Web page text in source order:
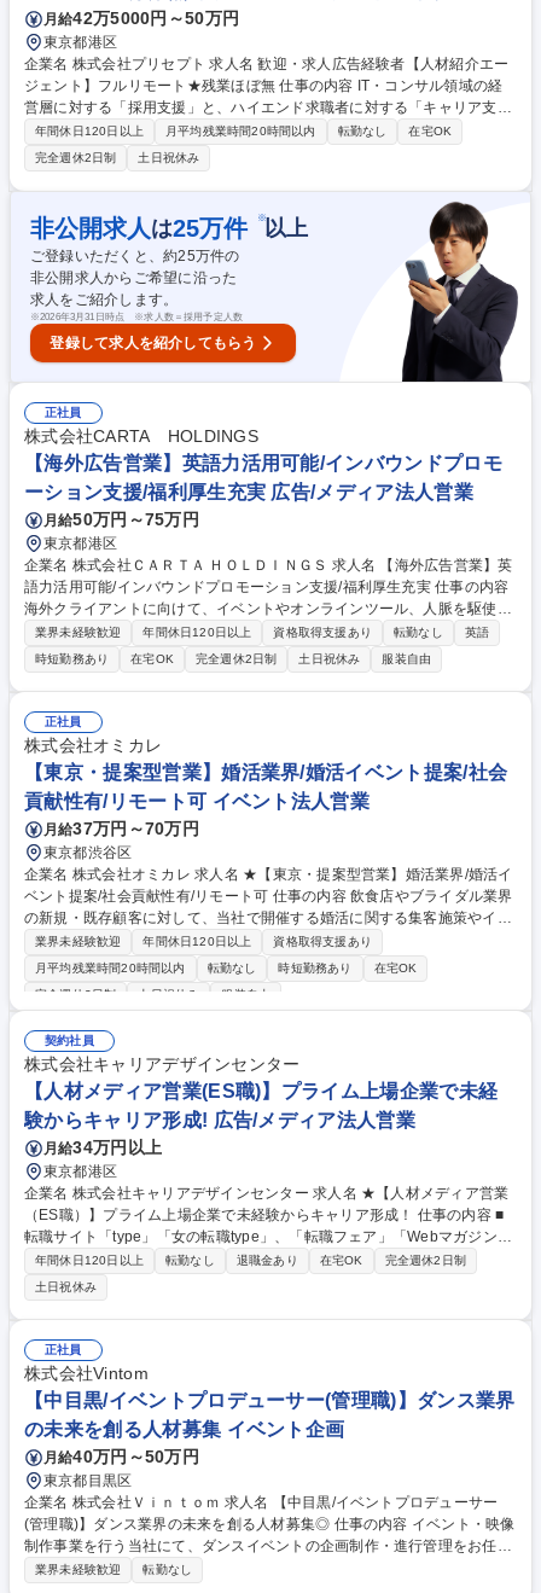
月給42万5000円～50万円
東京都港区
企業名 株式会社プリセプト 求人名 歓迎・求人広告経験者【人材紹介エー
ジェント】フルリモート★残業ほぼ無 仕事の内容 IT・コンサル領域の経
営層に対する「採用支援」と、ハイエンド求職者に対する「キャリア支
援」の双方を一気通貫で担当する、両面型の人材コンサルタント業務をお
任せします。 あなたが培ってきた、企業の魅力を言語化しターゲットに刺
さる訴求を作る力をそのまま活かし、採用の成否にまで責任を持つ真の課
題解決へとステップアップできる環境です■対 企業： 経営層から経営課題
や求める人物像をヒアリングし、自社システムのプロモーション機能を駆
使して、候補者へ企業の魅力を直接届けます■対 求職者：求職者の強みを
引き出す職務経歴書の添削や面接対策を行いキャリアプランを共に構築し
ます 募集職種 歓迎・求人広告経験者【人材紹介エージェント】フルリモ
ート★残業ほぼ無
年間休日120日以上 月平均残業時間20時間以内 転勤なし
在宅OK
完全週休2日制
土日祝休み
非公開求人 は25万件 ※以上
ご登録いただくと、約25万件の
非公開求人からご希望に沿った
求人をご紹介します。
※2026年3月31日時点 ※求人数＝採用予定人数
登録して求人を紹介してもらう
正社員
株式会社CARTA HOLDINGS
【海外広告営業】英語力活用可能/インバウンドプロモ
ーション支援/福利厚生充実 広告/メディア法人営業
月給50万円～75万円
東京都港区
企業名 株式会社ＣＡＲＴＡ ＨＯＬＤＩＮＧＳ 求人名 【海外広告営業】英
語力活用可能/インバウンドプロモーション支援/福利厚生充実 仕事の内容
海外クライアントに向けて、イベントやオンラインツール、人脈を駆使し
た新規開拓や既存顧客への提案、クライアントニーズに沿った総合的な広
告戦略の立案と社内外のディレクションを担っていただきます。 【クライ
アントとの関係構築】イベントやオンラインツール、人脈を駆使した新規
開拓や既存顧客への提案、クライアントニーズに沿った総合的な広告戦略
の立案と社内外のディレクション【提案商材】・アドネットワーク・DS
P・アフィリエイト・動画広告・TVCM・オフライン広告等※施策実施時
のメディア側とのコミュニケーションや施策の効果検証、レポーティング
まで一貫して行います。 募集職種 【海外広告営業】英語力活用可能/イン
バウンドプロモーション支援/福利厚生充実
業界未経験歓迎 年間休日120日以上 資格取得支援あり 転勤なし
英語
時短勤務あり
在宅OK 完全週休2日制 土日祝休み 服装自由
正社員
株式会社オミカレ
【東京・提案型営業】婚活業界/婚活イベント提案/社会
貢献性有/リモート可 イベント法人営業
月給37万円～70万円
東京都渋谷区
企業名 株式会社オミカレ 求人名 ★【東京・提案型営業】婚活業界/婚活イ
ベント提案/社会貢献性有/リモート可 仕事の内容 飲食店やブライダル業界
の新規・既存顧客に対して、当社で開催する婚活に関する集客施策やイベ
ント企画の提案営業をお任せします。課題をヒアリングし、最適な解決策
を提案することで、顧客の成果向上へ貢献します 【提案先】婚活イベント
事業者を中心に飲食店やブライダル業界の新規・既存顧客 【商材】集客施
プセル■イベント企画・集客施策に関する提案■ブースト・商品オプション
の提案■顧客課題のヒアリングと解決策提案■商談・契約・フォローアッ
プ、CS・営業企画との連携による提案改善 募集職種 ★【東京・提案型営
業】婚活業界/婚活イベント提案/社会貢献性有/リモート可
業界未経験歓迎 年間休日120日以上
資格取得支援あり
月平均残業時間20時間以内
転勤なし 時短勤務あり
在宅OK
完全週休2日制
土日祝休み 服装自由
契約社員
株式会社キャリアデザインセンター
【人材メディア営業(ES職)】プライム上場企業で未経
験からキャリア形成! 広告/メディア法人営業
月給34万円以上
東京都港区
企業名 株式会社キャリアデザインセンター 求人名 ★【人材メディア営業
（ES職）】プライム上場企業で未経験からキャリア形成！ 仕事の内容 ■
転職サイト「type」「女の転職type」、「転職フェア」「Webマガジン」
など多岐に渡る採用ツールを活用し、企業の採用課題を解決していく企画
提案型の営業をお任せいたします。 【業務内容】◆電話やメール、SNS
など多様な手法で取引がない企業へアプローチ◆アポイントが取れた企業
様と商談を実施し、社長や人事責任者、採用担当者に採用ニーズ、採用課
題のヒアリング◆採用課題に対して広告プランや各種集客ツールなどを組
み合わせ、採用成功に向けて効果的な方法を提案◆制作担当者と一緒に広
告設計◆効果検証から改善策の実施までトータルで携わります。 募集職種
★【人材メディア営業（ES職）】プライム上場企業で未経験からキャリ
ア形成！
年間休日120日以上 転勤なし 退職金あり 在宅OK
完全週休2日制
土日祝休み
正社員
株式会社Vintom
【中目黒/イベントプロデューサー(管理職)】ダンス業界
の未来を創る人材募集 イベント企画
月給40万円～50万円
東京都目黒区
企業名 株式会社Ｖｉｎｔｏｍ 求人名 【中目黒/イベントプロデューサー
(管理職)】ダンス業界の未来を創る人材募集◎ 仕事の内容 イベント・映像
制作事業を行う当社にて、ダンスイベントの企画制作・進行管理をお任せ
します。ダンサーや企業への提案営業、当日の運営、映像制作のディレク
業界未経験歓迎 転勤なし